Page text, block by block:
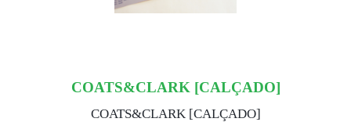
COATS&CLARK [CALÇADO]
COATS&CLARK [CALÇADO]